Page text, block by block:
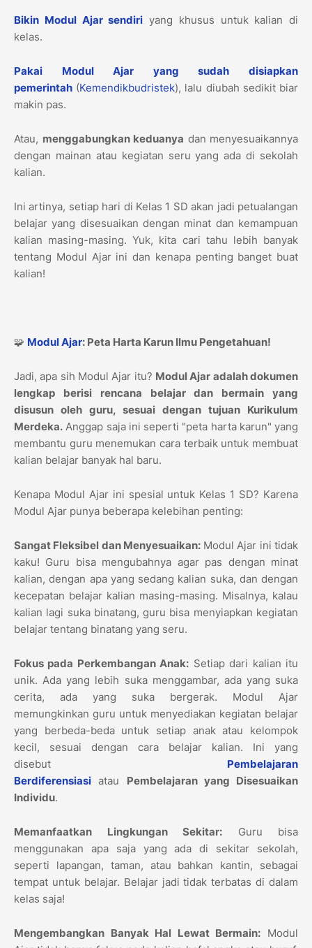
Bikin Modul Ajar sendiri yang khusus untuk kalian di
kelas.
Pakai Modul Ajar yang sudah disiapkan
pemerintah (Kemendikbudristek), lalu diubah sedikit biar
makin pas.
Atau, menggabungkan keduanya dan menyesuaikannya
dengan mainan atau kegiatan seru yang ada di sekolah
kalian.
Ini artinya, setiap hari di Kelas 1 SD akan jadi petualangan
belajar yang disesuaikan dengan minat dan kemampuan
kalian masing-masing. Yuk, kita cari tahu lebih banyak
tentang Modul Ajar ini dan kenapa penting banget buat
kalian!
🧩 Modul Ajar: Peta Harta Karun Ilmu Pengetahuan!
Jadi, apa sih Modul Ajar itu? Modul Ajar adalah dokumen
lengkap berisi rencana belajar dan bermain yang
disusun oleh guru, sesuai dengan tujuan Kurikulum
Merdeka. Anggap saja ini seperti "peta harta karun" yang
membantu guru menemukan cara terbaik untuk membuat
kalian belajar banyak hal baru.
Kenapa Modul Ajar ini spesial untuk Kelas 1 SD? Karena
Modul Ajar punya beberapa kelebihan penting:
Sangat Fleksibel dan Menyesuaikan:Modul Ajar ini tidak
kaku! Guru bisa mengubahnya agar pas dengan minat
kalian, dengan apa yang sedang kalian suka, dan dengan
kecepatan belajar kalian masing-masing. Misalnya, kalau
kalian lagi suka binatang, guru bisa menyiapkan kegiatan
belajar tentang binatang yang seru.
Fokus pada Perkembangan Anak: Setiap dari kalian itu
unik. Ada yang lebih suka menggambar, ada yang suka
cerita, ada yang suka bergerak. Modul Ajar
memungkinkan guru untuk menyediakan kegiatan belajar
yang berbeda-beda untuk setiap anak atau kelompok
kecil, sesuai dengan cara belajar kalian. Ini yang
disebut Pembelajaran
Berdiferensiasi atau Pembelajaran yang Disesuaikan
Individu.
Memanfaatkan Lingkungan Sekitar: Guru bisa
menggunakan apa saja yang ada di sekitar sekolah,
seperti lapangan, taman, atau bahkan kantin, sebagai
tempat untuk belajar. Belajar jadi tidak terbatas di dalam
kelas saja!
Mengembangkan Banyak Hal Lewat Bermain: Modul